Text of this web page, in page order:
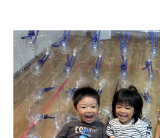
くのり日記
園の概要
概要